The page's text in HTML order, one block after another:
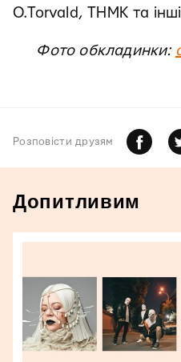
O.Torvald, ТНМК та
Фото обкладинки:
Розповiсти друзям
Допитливим